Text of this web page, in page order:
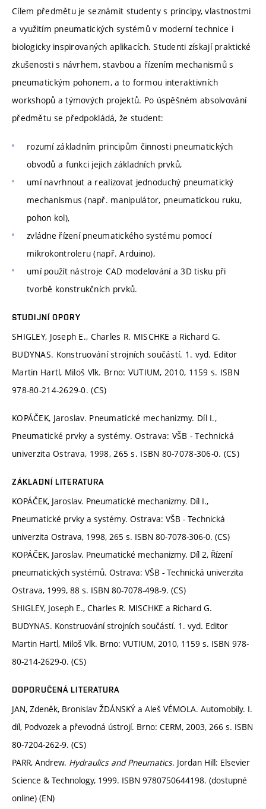
Cílem předmětu je seznámit studenty s principy, vlastnostmi
a využitím pneumatických systémů v moderní technice i
biologicky inspirovaných aplikacích. Studenti získají praktické
zkušenosti s návrhem, stavbou a řízením mechanismů s
pneumatickým pohonem, a to formou interaktivních
workshopů a týmových projektů. Po úspěšném absolvování
předmětu se předpokládá, že student:
rozumí základním principům činnosti pneumatických
obvodů a funkci jejich základních prvků,
umí navrhnout a realizovat jednoduchý pneumatický
mechanismus (např. manipulátor, pneumatickou ruku,
pohon kol),
zvládne řízení pneumatického systému pomocí
mikrokontroleru (např. Arduino),
umí použít nástroje CAD modelování a 3D tisku při
tvorbě konstrukčních prvků.
STUDIJNÍ OPORY
SHIGLEY, Joseph E., Charles R. MISCHKE a Richard G.
BUDYNAS. Konstruování strojních součástí. 1. vyd. Editor
Martin Hartl, Miloš Vlk. Brno: VUTIUM, 2010, 1159 s. ISBN
978-80-214-2629-0. (CS)
KOPÁČEK, Jaroslav. Pneumatické mechanizmy. Díl I.,
Pneumatické prvky a systémy. Ostrava: VŠB - Technická
univerzita Ostrava, 1998, 265 s. ISBN 80-7078-306-0. (CS)
ZÁKLADNÍ LITERATURA
KOPÁČEK, Jaroslav. Pneumatické mechanizmy. Díl I.,
Pneumatické prvky a systémy. Ostrava: VŠB - Technická
univerzita Ostrava, 1998, 265 s. ISBN 80-7078-306-0. (CS)
KOPÁČEK, Jaroslav. Pneumatické mechanizmy. Díl 2, Řízení
pneumatických systémů. Ostrava: VŠB - Technická univerzita
Ostrava, 1999, 88 s. ISBN 80-7078-498-9. (CS)
SHIGLEY, Joseph E., Charles R. MISCHKE a Richard G.
BUDYNAS. Konstruování strojních součástí. 1. vyd. Editor
Martin Hartl, Miloš Vlk. Brno: VUTIUM, 2010, 1159 s. ISBN 978-
80-214-2629-0. (CS)
DOPORUČENÁ LITERATURA
JAN, Zdeněk, Bronislav ŽDÁNSKÝ a Aleš VÉMOLA. Automobily. I.
díl, Podvozek a převodná ústrojí. Brno: CERM, 2003, 266 s. ISBN
80-7204-262-9. (CS)
PARR, Andrew. Hydraulics and Pneumatics. Jordan Hill: Elsevier
Science & Technology, 1999. ISBN 9780750644198. (dostupné
online) (EN)